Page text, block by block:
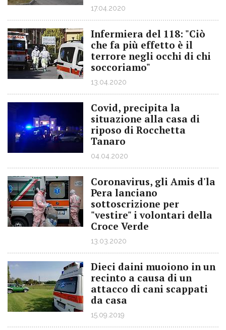
17.04.2020
Infermiera del 118: "Ciò
che fa più effetto è il
terrore negli occhi di chi
soccoriamo"
13.04.2020
Covid, precipita la
situazione alla casa di
riposo di Rocchetta
Tanaro
04.04.2020
Coronavirus, gli Amis d'la
Pera lanciano
sottoscrizione per
"vestire" i volontari della
Croce Verde
13.03.2020
Dieci daini muoiono in un
recinto a causa di un
attacco di cani scappati
da casa
15.09.2019